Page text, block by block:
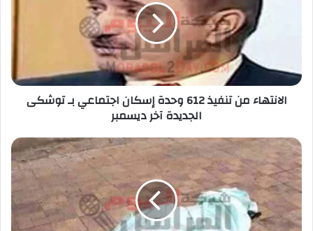
الانتهاء من تنفيذ 612 وحدة إسكان اجتماعي بـ توشكى
الجديدة آخر ديسمبر